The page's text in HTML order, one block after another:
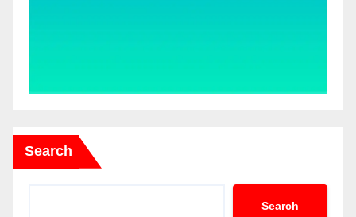
Search
Search